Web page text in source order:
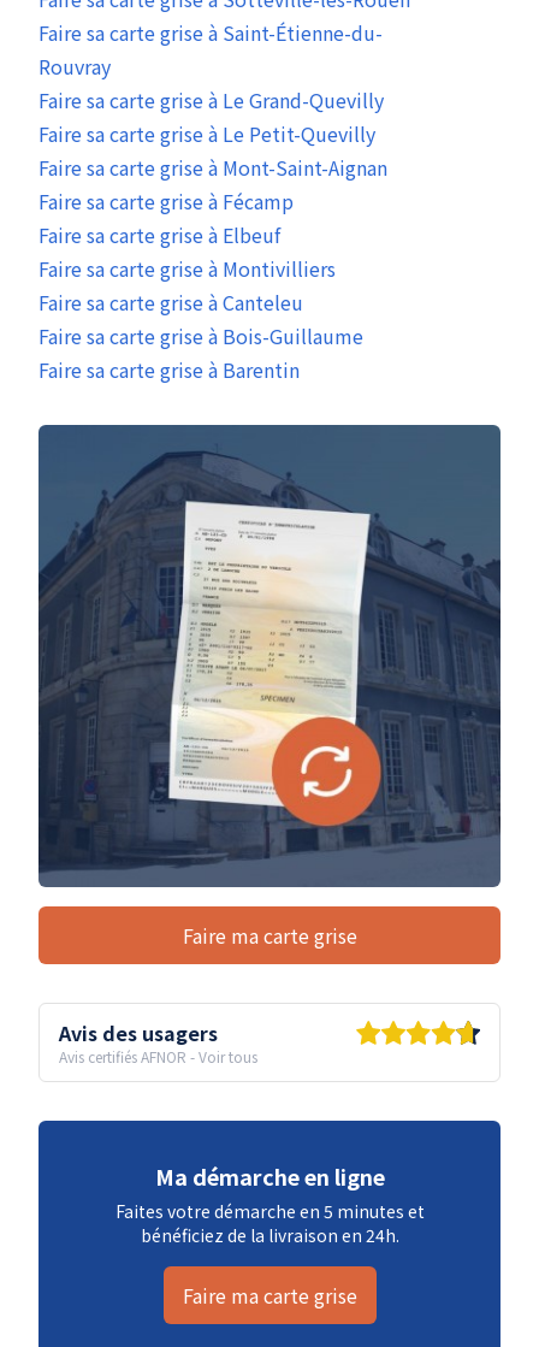
Faire sa carte grise à Saint-Étienne-du-
Rouvray
Faire sa carte grise à Le Grand-Quevilly
Faire sa carte grise à Le Petit-Quevilly
Faire sa carte grise à Mont-Saint-Aignan
Faire sa carte grise à Fécamp
Faire sa carte grise à Elbeuf
Faire sa carte grise à Montivilliers
Faire sa carte grise à Canteleu
Faire sa carte grise à Bois-Guillaume
Faire sa carte grise à Barentin
Faire ma carte grise
Avis des usagers
Avis certifiés AFNOR -Voir tous
Ma démarche en ligne
Faites votre démarche en 5 minutes et
bénéficiez de la livraison en 24h.
Faire ma carte grise